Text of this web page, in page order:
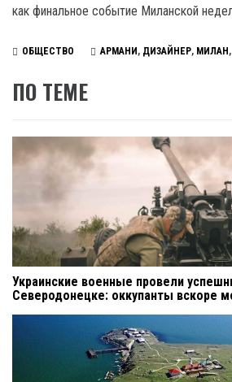
как финальное событие Миланской
ОБЩЕСТВО АРМАНИ , ДИЗАЙНЕР, МИЛАН ,
ПО ТЕМЕ
Украинские военные провели
Северодонецке: оккупанты вскоре